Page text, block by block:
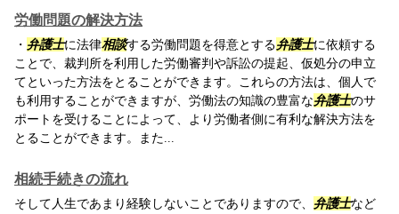
労働問題の解決方法
・ 弁護士に法律相談する労働問題を得意とする弁護士に依頼する
ことで、裁判所を利用した労働審判や訴訟の提起、仮処分の申立
てといった方法をとることができます。これらの方法は、個人で
も利用することができますが、労働法の知識の豊富な弁護士のサ
ポートを受けることによって、より労働者側に有利な解決方法を
とることができます。また...
相続手続きの流れ
そして人生であまり経験しないことでありますので、 弁護士など